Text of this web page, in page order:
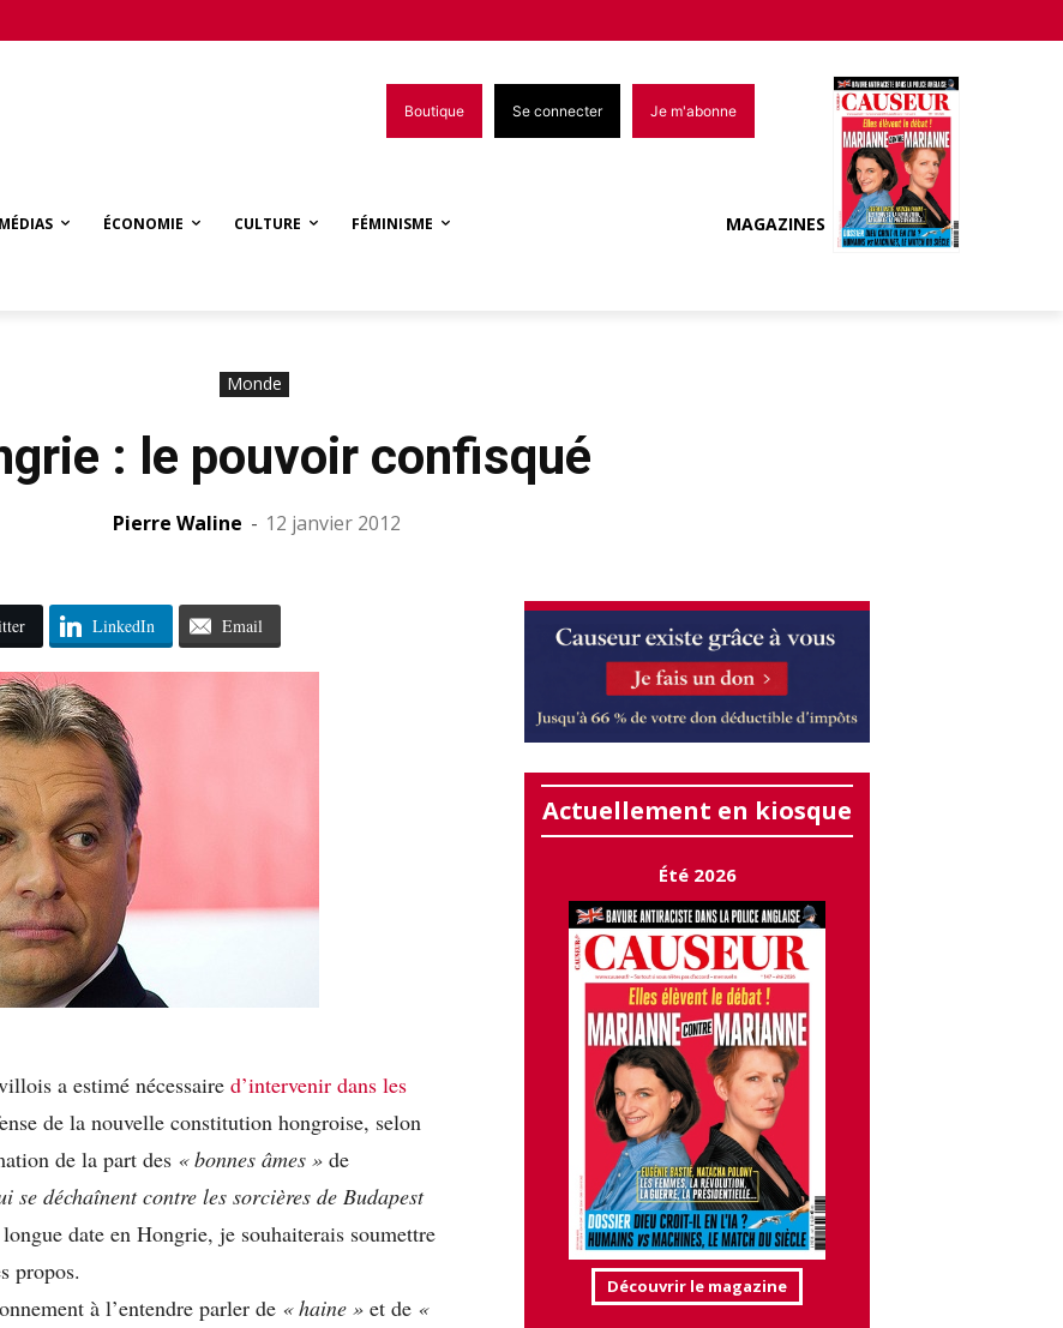
Boutique Se connecter Je m'abonne
MÉDIAS ÉCONOMIE CULTURE FÉMINISME MAGAZINES
Monde
: le pouvoir confisqué
Pierre Waline - 12 janvier 2012
LinkedIn Email
a estimé nécessaire d’intervenir dans les
de la nouvelle constitution hongroise, selon
de la part des « bonnes âmes » de
se déchaînent contre les sorcières de Budapest
date en Hongrie, je souhaiterais soumettre
propos.
à l’entendre parler de « haine » et de «
Actuellement en kiosque
Été 2026
Découvrir le magazine